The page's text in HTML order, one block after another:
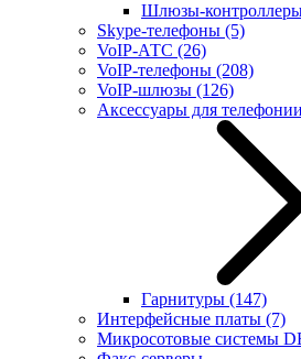
Шлюзы-
Skype-телефоны (5)
VoIP-АТС (26)
VoIP-телефоны (208)
VoIP-шлюзы (126)
Аксессуары для телефонии
Гарнитуры (147)
Интерфейсные платы (7)
Микросотовые системы